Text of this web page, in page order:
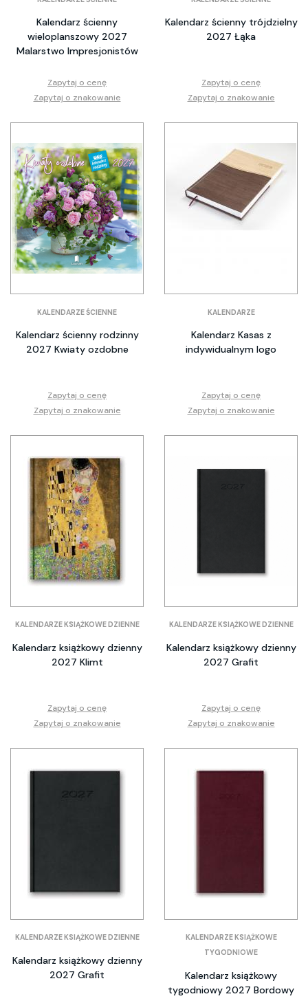
Kalendarz ścienny
wieloplanszowy 2027
Malarstwo Impresjonistów
Zapytaj o cenę
Zapytaj o znakowanie
Kalendarz ścienny trójdzielny
2027 Łąka
Zapytaj o cenę
Zapytaj o znakowanie
KALENDARZE ŚCIENNE
Kalendarz ścienny rodzinny
2027 Kwiaty ozdobne
Zapytaj o cenę
Zapytaj o znakowanie
KALENDARZE
Kalendarz Kasas z
indywidualnym logo
Zapytaj o cenę
Zapytaj o znakowanie
KALENDARZE KSIĄŻKOWE DZIENNE
Kalendarz książkowy dzienny
2027 Klimt
Zapytaj o cenę
Zapytaj o znakowanie
KALENDARZE KSIĄŻKOWE DZIENNE
Kalendarz książkowy dzienny
2027 Grafit
Zapytaj o cenę
Zapytaj o znakowanie
KALENDARZE KSIĄŻKOWE DZIENNE
Kalendarz książkowy dzienny
2027 Grafit
KALENDARZE KSIĄŻKOWE
TYGODNIOWE
Kalendarz książkowy
tygodniowy 2027 Bordowy